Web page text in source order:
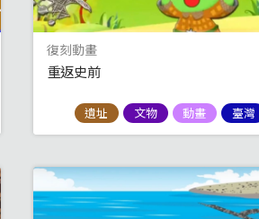
復刻動畫
重返史前
遺址 文物 動畫 臺灣